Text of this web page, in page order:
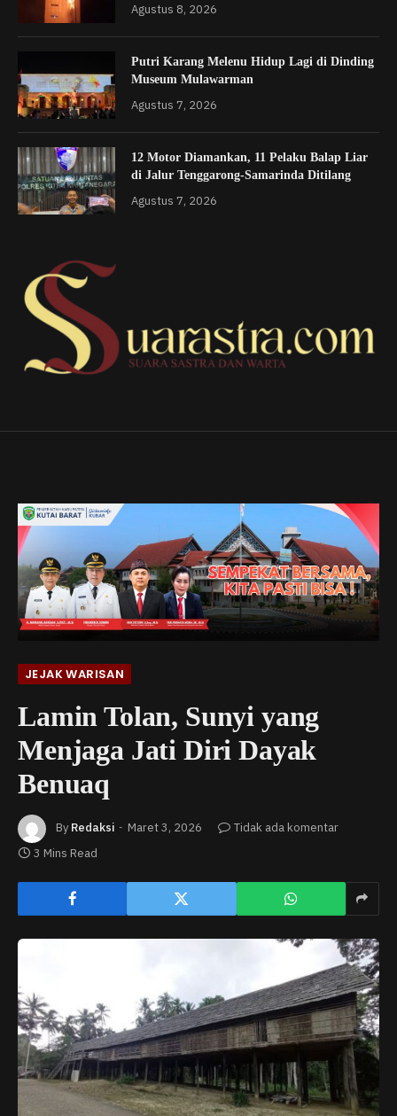
Agustus 8, 2026
Putri Karang Melenu Hidup Lagi di Dinding
Museum Mulawarman
Agustus 7, 2026
12 Motor Diamankan, 11 Pelaku Balap Liar
di Jalur Tenggarong-Samarinda Ditilang
Agustus 7, 2026
JEJAK WARISAN
Lamin Tolan, Sunyi yang
Menjaga Jati Diri Dayak
Benuaq
By Redaksi Maret 3, 2026
Tidak ada komentar
3 Mins Read